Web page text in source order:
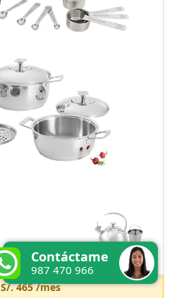
S/. 465/mes
Contáctame
987 470 966